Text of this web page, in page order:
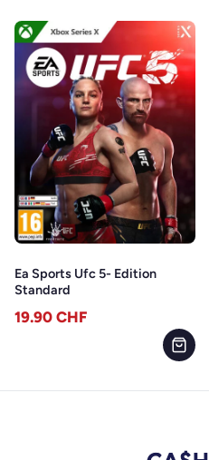
Ea Sports Ufc 5- Edition
Standard
19.90 CHF